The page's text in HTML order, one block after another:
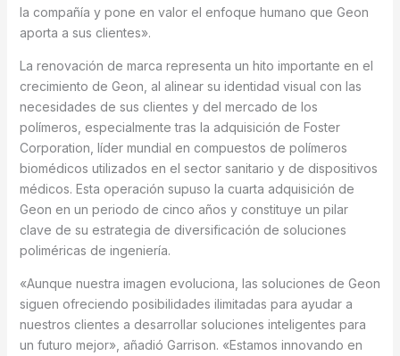
la compañía y pone en valor el enfoque humano que Geon
aporta a sus clientes».
La renovación de marca representa un hito importante en el
crecimiento de Geon, al alinear su identidad visual con las
necesidades de sus clientes y del mercado de los
polímeros, especialmente tras la adquisición de Foster
Corporation, líder mundial en compuestos de polímeros
biomédicos utilizados en el sector sanitario y de dispositivos
médicos. Esta operación supuso la cuarta adquisición de
Geon en un periodo de cinco años y constituye un pilar
clave de su estrategia de diversificación de soluciones
poliméricas de ingeniería.
«Aunque nuestra imagen evoluciona, las soluciones de Geon
siguen ofreciendo posibilidades ilimitadas para ayudar a
nuestros clientes a desarrollar soluciones inteligentes para
un futuro mejor», añadió Garrison. «Estamos innovando en